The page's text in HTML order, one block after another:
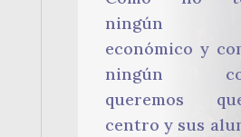
ningún
económico y
ningún
queremos
centro y sus